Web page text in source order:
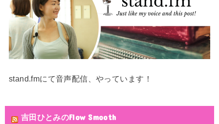
stand.fmにて音声配信、やっています！
吉田ひとみのFlow Smooth